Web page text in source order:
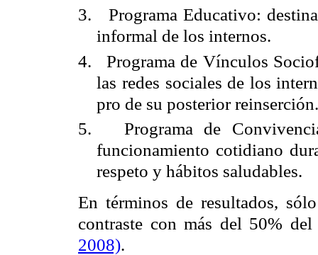
3. Programa Educativo:
informal de los internos.
4. Programa de Vínculos
las redes sociales de los
pro de su posterior
5. Programa de
funcionamiento cotidiano
respeto y hábitos saludables.
En términos de resultados,
contraste con más del 50%
2008).